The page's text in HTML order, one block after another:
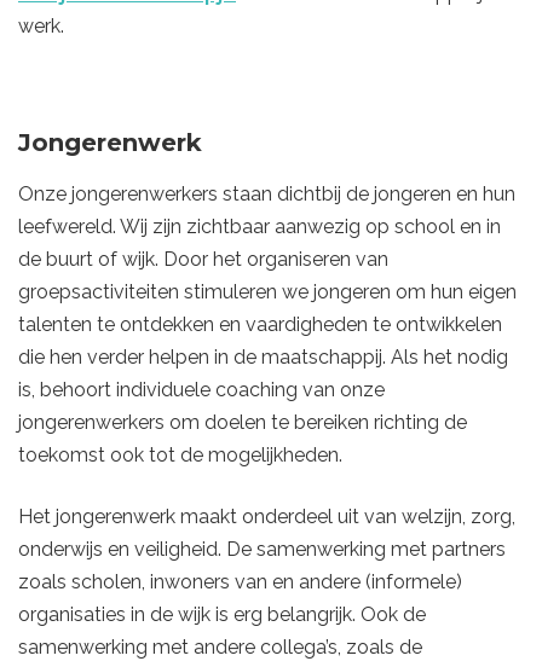
werk.
Jongerenwerk
Onze jongerenwerkers staan dichtbij de jongeren en hun
leefwereld. Wij zijn zichtbaar aanwezig op school en in
de buurt of wijk. Door het organiseren van
groepsactiviteiten stimuleren we jongeren om hun eigen
talenten te ontdekken en vaardigheden te ontwikkelen
die hen verder helpen in de maatschappij. Als het nodig
is, behoort individuele coaching van onze
jongerenwerkers om doelen te bereiken richting de
toekomst ook tot de mogelijkheden.
Het jongerenwerk maakt onderdeel uit van welzijn, zorg,
onderwijs en veiligheid. De samenwerking met partners
zoals scholen, inwoners van en andere (informele)
organisaties in de wijk is erg belangrijk. Ook de
samenwerking met andere collega’s, zoals de